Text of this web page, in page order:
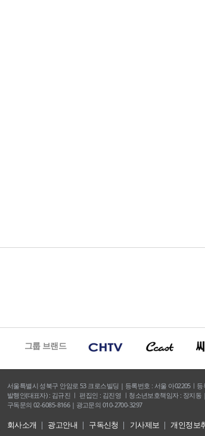
그룹 브랜드
서울특별시 성북구 안암로 53 크로스빌딩 | 등록번호 : 서울 아02205ㅣ
발행인(대표자) : 김규진 ㅣ 편집인 : 김진영 ㅣ청소년보호책임자 : 장지
구독문의 02-6085-8166 | 광고문의 010-2700-3297
회사소개 광고안내 구독신청 기사제보 개인정보